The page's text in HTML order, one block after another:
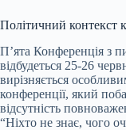
Політичний контекст
П’ята Конференція з
відбудеться 25-26
вирізняється
конференції, який
відсутність
“Ніхто не знає, чого